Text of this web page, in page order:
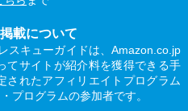
載について
スキューガイドは、Amazon.co.jp
てサイトが紹介料を獲得できる手
されたアフィリエイトプログラム
プログラムの参加者です。